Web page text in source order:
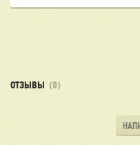
ОТЗЫВЫ (0)